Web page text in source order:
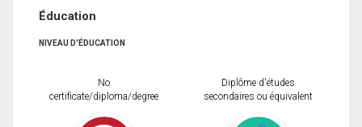
Éducation
NIVEAU D'ÉDUCATION
No
certificate/diploma/degree
Diplôme d'études
secondaires ou équivalent